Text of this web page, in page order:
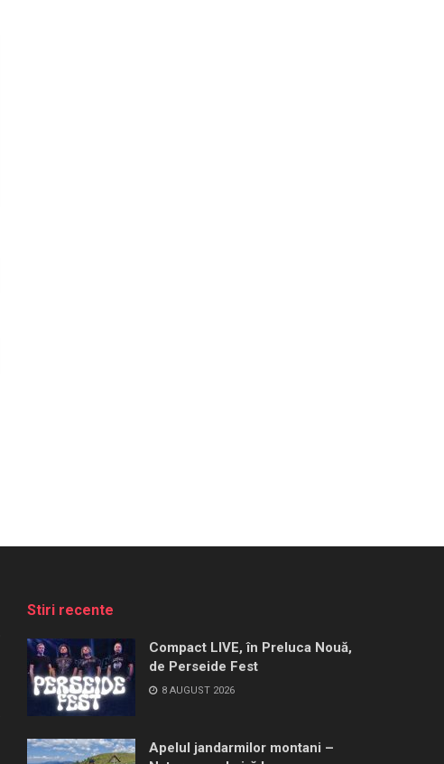
Stiri recente
Compact LIVE, în Preluca Nouă,
de Perseide Fest
8 AUGUST 2026
Apelul jandarmilor montani –